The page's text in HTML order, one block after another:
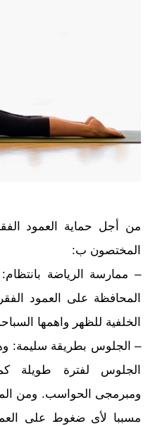
من أجل حماية العمود
المختصون ب:
– ممارسة الرياضة
المحافظة على العمود
الخلفية للظهر واهمها
– الجلوس بطريقة سليمة:
الجلوس لفترة طويلة
ومبرمجى الحواسب. ومن
مسببا لأى ضغوط على